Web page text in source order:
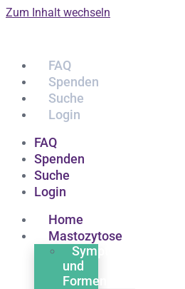
Zum Inhalt wechseln
FAQ
Spenden
Suche
Login
FAQ
Spenden
Suche
Login
Home
Mastozytose
Symptome
und
Formen